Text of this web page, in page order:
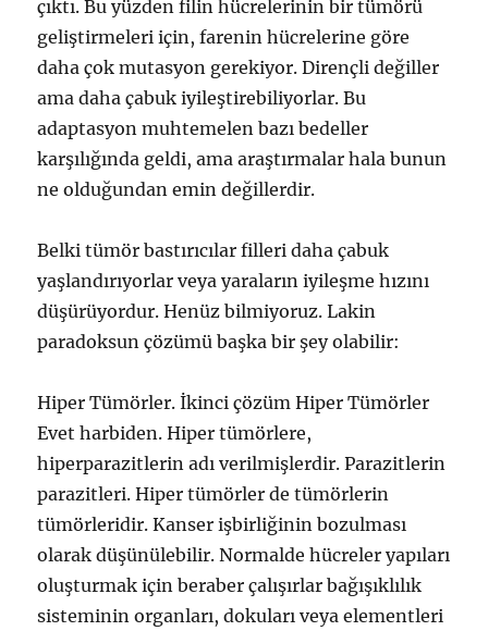
çıktı. Bu yüzden filin hücrelerinin bir tümörü
geliştirmeleri için, farenin hücrelerine göre
daha çok mutasyon gerekiyor. Dirençli değiller
ama daha çabuk iyileştirebiliyorlar. Bu
adaptasyon muhtemelen bazı bedeller
karşılığında geldi, ama araştırmalar hala bunun
ne olduğundan emin değillerdir.
Belki tümör bastırıcılar filleri daha çabuk
yaşlandırıyorlar veya yaraların iyileşme hızını
düşürüyordur. Henüz bilmiyoruz. Lakin
paradoksun çözümü başka bir şey olabilir:
Hiper Tümörler. İkinci çözüm Hiper Tümörler
Evet harbiden. Hiper tümörlere,
hiperparazitlerin adı verilmişlerdir. Parazitlerin
parazitleri. Hiper tümörler de tümörlerin
tümörleridir. Kanser işbirliğinin bozulması
olarak düşünülebilir. Normalde hücreler yapıları
oluşturmak için beraber çalışırlar bağışıklılık
sisteminin organları, dokuları veya elementleri